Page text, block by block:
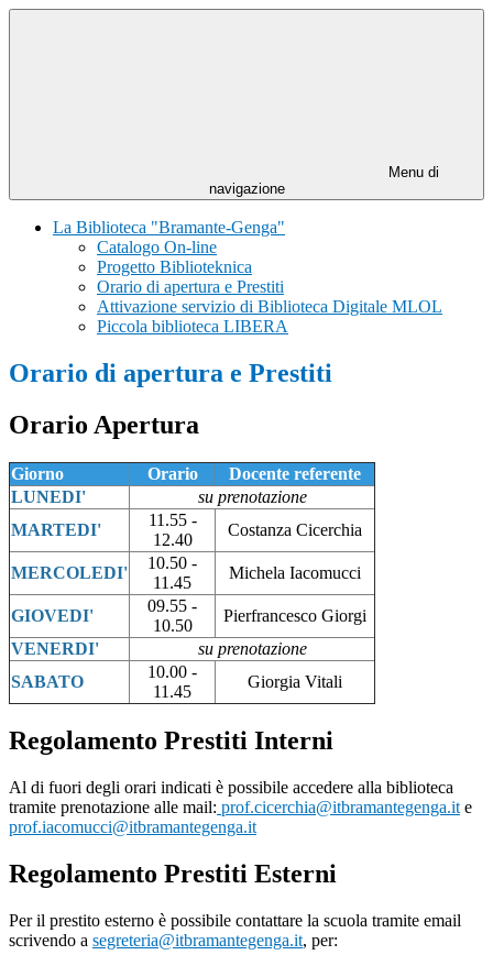
Menu di
navigazione
La Biblioteca "Bramante-Genga"
Catalogo On-line
Progetto Biblioteknica
Orario di apertura e Prestiti
Attivazione servizio di Biblioteca Digitale MLOL
Piccola biblioteca LIBERA
Orario di apertura e Prestiti
Orario Apertura
Giorno Orario
Docente referente
LUNEDI'
su prenotazione
MARTEDI'
11.55 -
12.40
Costanza Cicerchia
MERCOLEDI'
10.50 -
11.45
Michela Iacomucci
GIOVEDI'
09.55 -
10.50
Pierfrancesco Giorgi
VENERDI'
su prenotazione
SABATO
10.00 -
11.45
Giorgia Vitali
Regolamento Prestiti Interni
Al di fuori degli orari indicati è possibile accedere alla biblioteca
tramite prenotazione alle mail: prof.cicerchia@itbramantegenga.it e
prof.iacomucci@itbramantegenga.it
Regolamento Prestiti Esterni
Per il prestito esterno è possibile contattare la scuola tramite email
scrivendo a segreteria@itbramantegenga.it, per: